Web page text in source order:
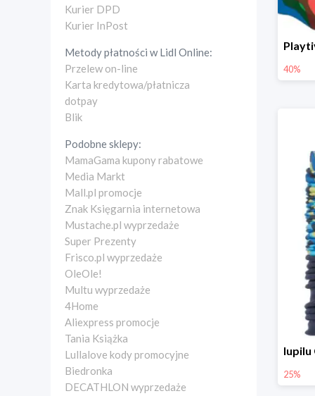
Kurier DPD
Kurier InPost
Metody płatności wLidl Online:
Przelew on-line
Karta kredytowa/płatnicza
dotpay
Blik
Podobne sklepy:
MamaGama kupony rabatowe
Media Markt
Mall.pl promocje
Znak Księgarnia internetowa
Mustache.pl wyprzedaże
Super Prezenty
Frisco.pl wyprzedaże
OleOle!
Multu wyprzedaże
4Home
Aliexpress promocje
Tania Książka
Lullalove kody promocyjne
Biedronka
DECATHLON wyprzedaże
40%
25%